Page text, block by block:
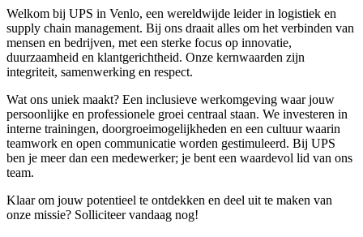
Welkom bij UPS in Venlo, een wereldwijde leider in logistiek en
supply chain management. Bij ons draait alles om het verbinden van
mensen en bedrijven, met een sterke focus op innovatie,
duurzaamheid en klantgerichtheid. Onze kernwaarden zijn
integriteit, samenwerking en respect.
Wat ons uniek maakt? Een inclusieve werkomgeving waar jouw
persoonlijke en professionele groei centraal staan. We investeren in
interne trainingen, doorgroeimogelijkheden en een cultuur waarin
teamwork en open communicatie worden gestimuleerd. Bij UPS
ben je meer dan een medewerker; je bent een waardevol lid van ons
team.
Klaar om jouw potentieel te ontdekken en deel uit te maken van
onze missie? Solliciteer vandaag nog!